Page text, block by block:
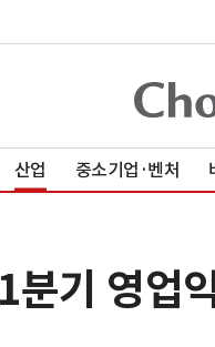
산업 중소기업·벤처
분기 영